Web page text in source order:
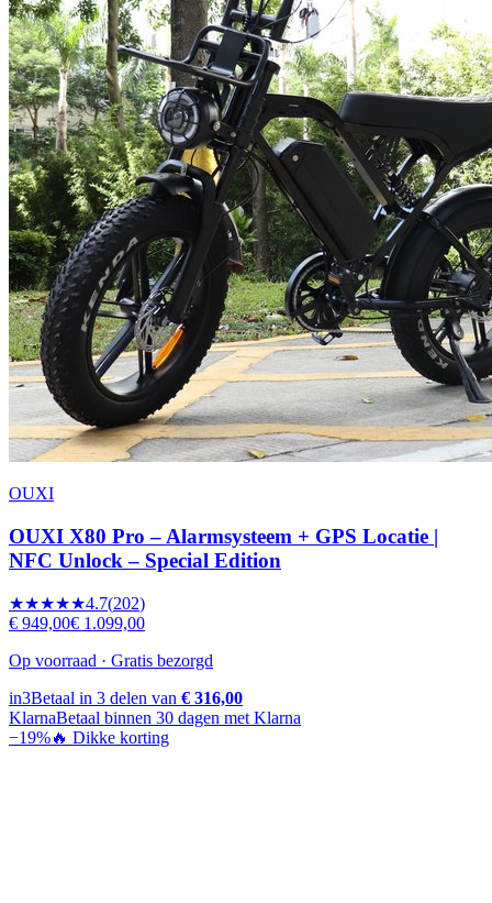
OUXI
OUXI X80 Pro – Alarmsysteem + GPS Locatie |
NFC Unlock – Special Edition
★★★★★4.7(202)
€ 949,00€ 1.099,00
Op voorraad · Gratis bezorgd
in3Betaal in 3 delen van € 316,00
KlarnaBetaal binnen 30 dagen met Klarna
−19%🔥 Dikke korting